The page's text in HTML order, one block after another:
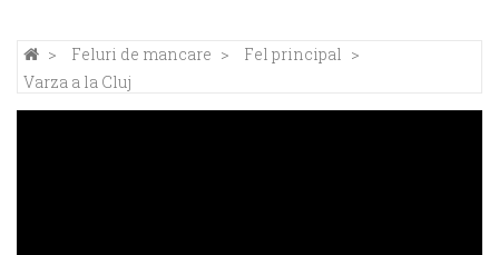
Feluri de mancare
Fel principal
Varza a la Cluj